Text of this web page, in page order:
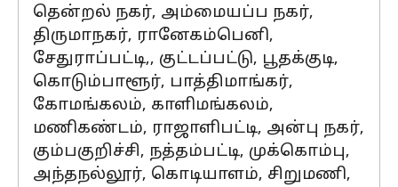
தென்றல் நகர், அம்மையப்ப நகர்,
திருமாநகர், ரானேகம்பெனி,
சேதுராப்பட்டி,, குட்டப்பட்டு, பூதக்குடி,
கொடும்பாளூர், பாத்திமாங்கர்,
கோமங்கலம், காளிமங்கலம்,
மணிகண்டம், ராஜாளிபட்டி, அன்பு நகர்,
கும்பகுறிச்சி, நத்தம்பட்டி, முக்கொம்பு,
அந்தநல்லூர், கொடியாளம், சிறுமணி,